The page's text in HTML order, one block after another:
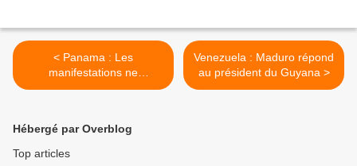
< Panama : Les
manifestations ne
faiblissent pas
Venezuela : Maduro répond
au président du Guyana >
Hébergé par Overblog
Top articles